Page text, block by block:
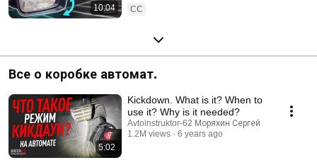
10:04
CC
Все о коробке автомат.
5:02
Kickdown. What is it? When to
use it? Why is it needed?
Avtoinstruktor-62 Моряхин Сергей
1.2M views
6 years ago